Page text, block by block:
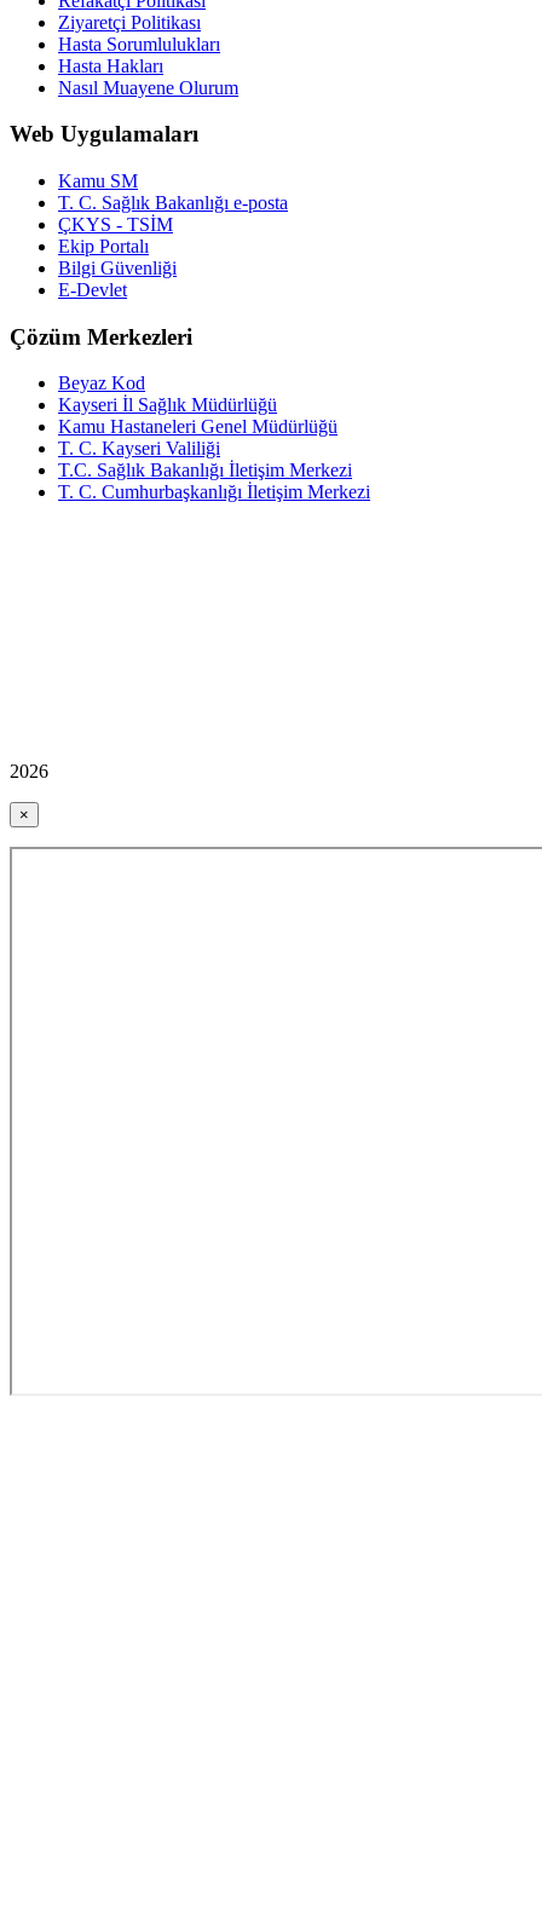
Ziyaretçi Politikası
Hasta Sorumlulukları
Hasta Hakları
Nasıl Muayene Olurum
Web Uygulamaları
Kamu SM
T. C. Sağlık Bakanlığı e-posta
ÇKYS - TSİM
Ekip Portalı
Bilgi Güvenliği
E-Devlet
Çözüm Merkezleri
Beyaz Kod
Kayseri İl Sağlık Müdürlüğü
Kamu Hastaneleri Genel Müdürlüğü
T. C. Kayseri Valiliği
T.C. Sağlık Bakanlığı İletişim Merkezi
T. C. Cumhurbaşkanlığı İletişim Merkezi
2026
×